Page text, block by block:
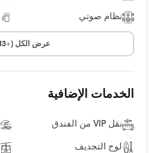
نظام صوتي
عرض الكل (+13)
الخدمات الإضافية
نقل VIP من الفندق
لوح التجديف